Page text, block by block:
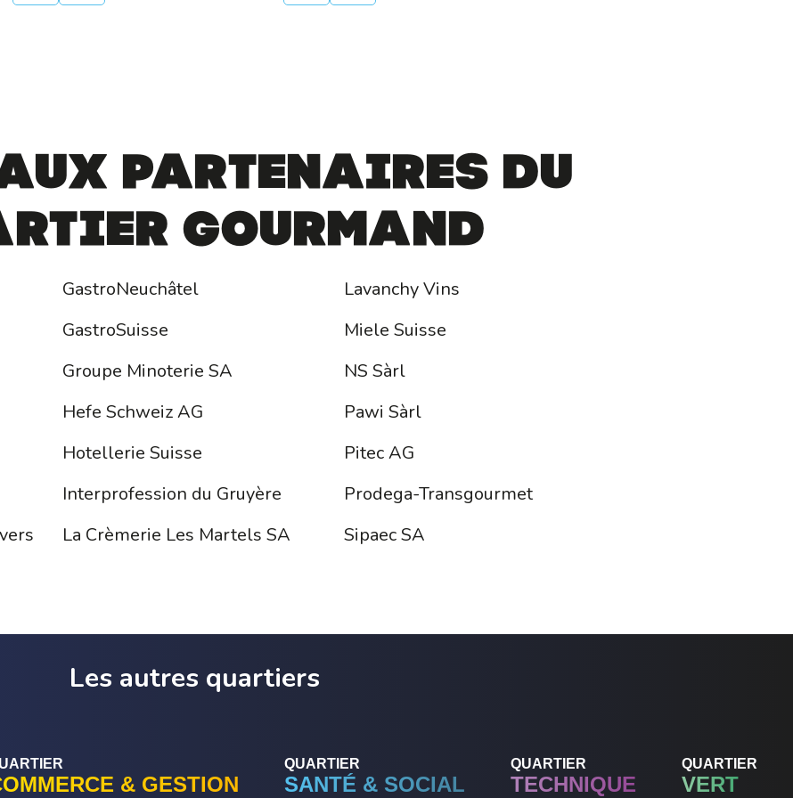
partenaires du
Gourmand
GastroNeuchâtel
GastroSuisse
Groupe Minoterie SA
Hefe Schweiz AG
Hotellerie Suisse
Interprofession du Gruyère
La Crèmerie Les Martels SA
Lavanchy Vins
Miele Suisse
NS Sàrl
Pawi Sàrl
Pitec AG
Prodega-Transgourmet
Sipaec SA
Les autres quartiers
& GESTION
QUARTIER
SANTÉ & SOCIAL
QUARTIER
TECHNIQUE
QUARTIER
VERT